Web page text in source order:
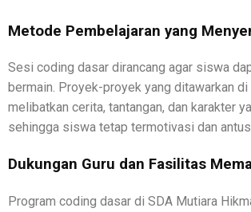
Metode Pembelajaran yang
Sesi coding dasar dirancang agar siswa
bermain. Proyek-proyek yang ditawarkan di
melibatkan cerita, tantangan, dan karakter
sehingga siswa tetap termotivasi dan
Dukungan Guru dan Fasilitas
Program coding dasar di SDA Mutiara